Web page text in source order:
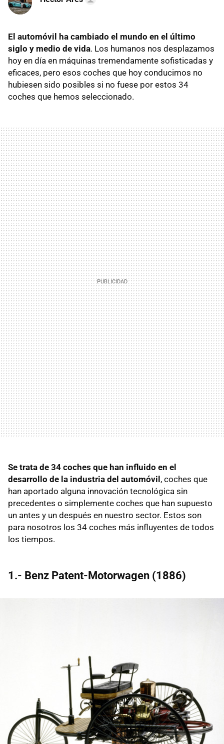
El automóvil ha cambiado el mundo en el último
siglo y medio de vida. Los humanos nos desplazamos
hoy en día en máquinas tremendamente sofisticadas y
eficaces, pero esos coches que hoy conducimos no
hubiesen sido posibles si no fuese por estos 34
coches que hemos seleccionado.
Se trata de 34 coches que han influido en el
desarrollo de la industria del automóvil , coches que
han aportado alguna innovación tecnológica sin
precedentes o simplemente coches que han supuesto
un antes y un después en nuestro sector. Estos son
para nosotros los 34 coches más influyentes de todos
los tiempos.
1.- Benz Patent-Motorwagen (1886)